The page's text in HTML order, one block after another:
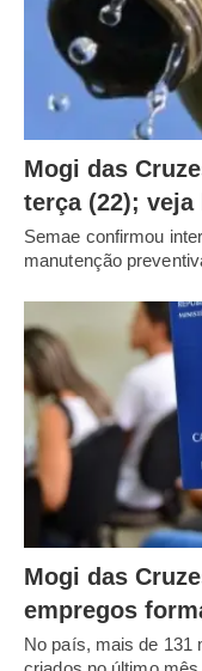
Mogi das
terça (22);
Semae confirmou
manutenção
Mogi das
empregos
No país, mais de 131